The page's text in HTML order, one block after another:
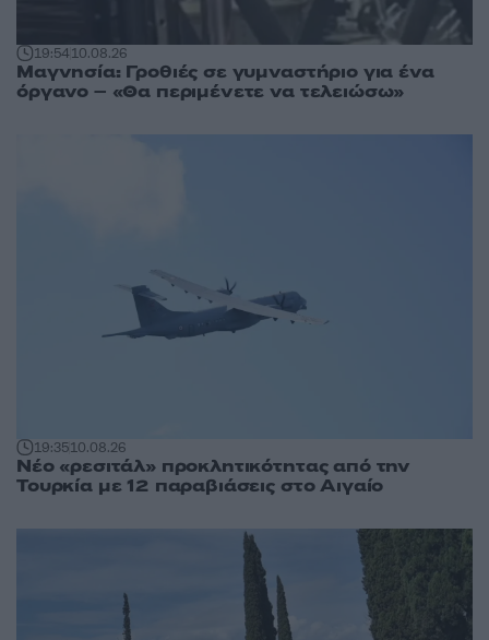
19:5410.08.26
Μαγνησία: Γροθιές σε γυμναστήριο για ένα
όργανο – «Θα περιμένετε να τελειώσω»
19:3510.08.26
Νέο «ρεσιτάλ» προκλητικότητας από την
Τουρκία με 12 παραβιάσεις στο Αιγαίο